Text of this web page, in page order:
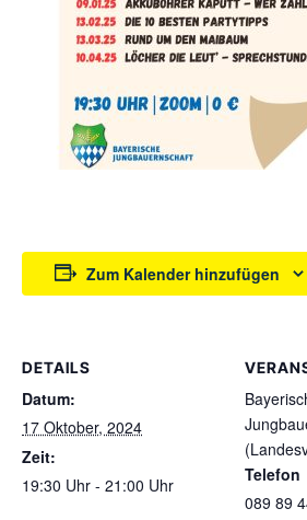
Zum Kalender hinzufügen
DETAILS
Datum:
17 Oktober, 2024
Zeit:
19:30 Uhr - 21:00 Uhr
Telefon
089 89